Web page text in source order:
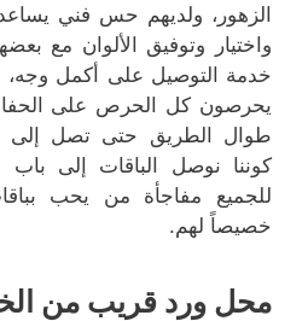
الزهور، ولديهم حس فني
واختيار وتوفيق الألوان مع
خدمة التوصيل على أكمل
يحرصون كل الحرص على
طوال الطريق حتى تصل إلى
كوننا نوصل الباقات إلى باب
للجميع مفاجأة من يحب
خصيصاً لهم.
محل ورد قريب من